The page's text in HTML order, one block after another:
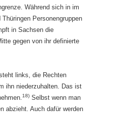
Während sich in im
Personengruppen
in Sachsen die
gegen von ihr definierte
links, die Rechten
ihn niederzuhalten. Das ist
18) Selbst wenn man
abzieht. Auch dafür werden